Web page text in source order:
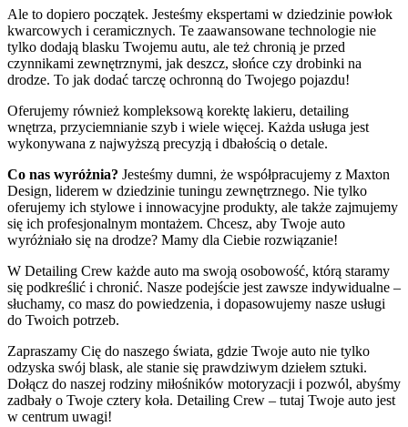
Ale to dopiero początek. Jesteśmy ekspertami w dziedzinie powłok
kwarcowych i ceramicznych. Te zaawansowane technologie nie
tylko dodają blasku Twojemu autu, ale też chronią je przed
czynnikami zewnętrznymi, jak deszcz, słońce czy drobinki na
drodze. To jak dodać tarczę ochronną do Twojego pojazdu!
Oferujemy również kompleksową korektę lakieru, detailing
wnętrza, przyciemnianie szyb i wiele więcej. Każda usługa jest
wykonywana z najwyższą precyzją i dbałością o detale.
Co nas wyróżnia? Jesteśmy dumni, że współpracujemy z Maxton
Design, liderem w dziedzinie tuningu zewnętrznego. Nie tylko
oferujemy ich stylowe i innowacyjne produkty, ale także zajmujemy
się ich profesjonalnym montażem. Chcesz, aby Twoje auto
wyróżniało się na drodze? Mamy dla Ciebie rozwiązanie!
W Detailing Crew każde auto ma swoją osobowość, którą staramy
się podkreślić i chronić. Nasze podejście jest zawsze indywidualne –
słuchamy, co masz do powiedzenia, i dopasowujemy nasze usługi
do Twoich potrzeb.
Zapraszamy Cię do naszego świata, gdzie Twoje auto nie tylko
odzyska swój blask, ale stanie się prawdziwym dziełem sztuki.
Dołącz do naszej rodziny miłośników motoryzacji i pozwól, abyśmy
zadbały o Twoje cztery koła. Detailing Crew – tutaj Twoje auto jest
w centrum uwagi!